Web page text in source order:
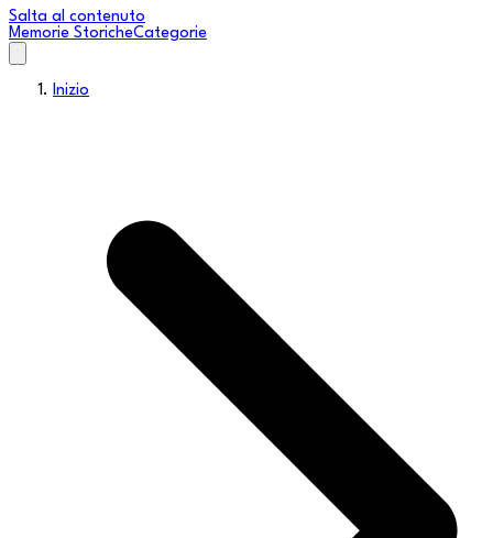
Salta al contenuto
Memorie StoricheCategorie
Inizio